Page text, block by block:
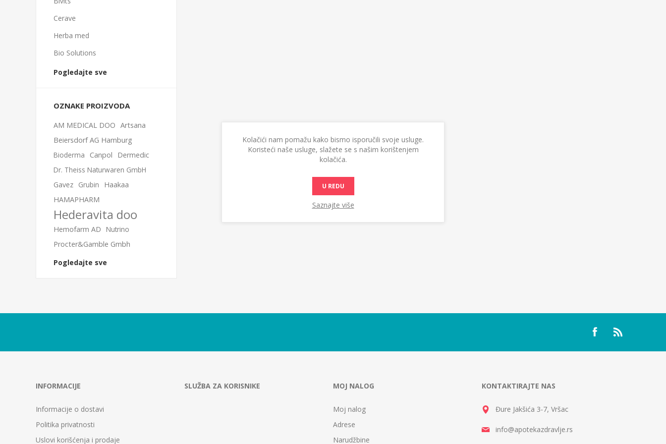
Cerave
Herba med
Bio Solutions
Pogledajte sve
OZNAKE PROIZVODA
AM MEDICAL DOO Artsana
Beiersdorf AG Hamburg
Bioderma
Canpol
Dermedic
Dr. Theiss Naturwaren GmbH
Gavez Grubin
Haakaa
HAMAPHARM
Hederavita doo
Hemofarm AD
Nutrino
Procter&Gamble Gmbh
Pogledajte sve
INFORMACIJE
Informacije o dostavi
Politika privatnosti
Uslovi korišćenja i prodaje
SLUŽBA ZA KORISNIKE MOJ NALOG
Moj nalog
Adrese
Narudžbine
KONTAKTIRAJTE NAS
Đure Jakšića 3-7, Vršac
info@apotekazdravlje.rs
Kolačići nam pomažu kako bismo isporučili svoje usluge.
Koristeći naše usluge, slažete se s našim korištenjem
kolačića.
U REDU
Saznajte više